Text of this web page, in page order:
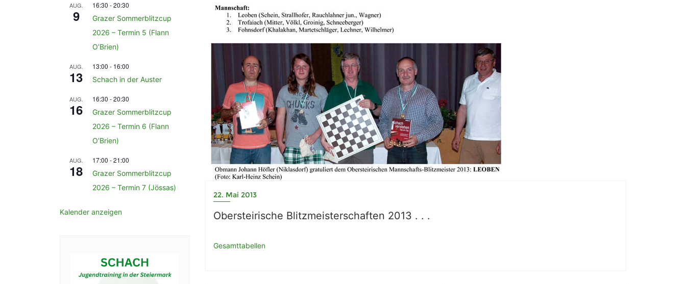
22. Mai 2013
Obersteirische Blitzmeisterschaften 2013 . . .
Gesamttabellen
AUG.
9
16:30 -20:30
Grazer Sommerblitzcup
2026 – Termin 5 (Flann
O’Brien)
AUG.
13
13:00 - 16:00
Schach in der Auster
AUG.
16
16:30 -20:30
Grazer Sommerblitzcup
2026 – Termin 6 (Flann
O’Brien)
AUG.
18
17:00 -21:00
Grazer Sommerblitzcup
2026 – Termin 7 (Jössas)
Kalender anzeigen